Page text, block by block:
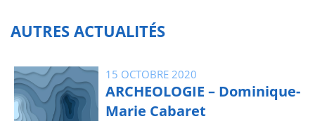
AUTRES ACTUALITÉS
15 OCTOBRE 2020
ARCHEOLOGIE – Dominique-
Marie Cabaret